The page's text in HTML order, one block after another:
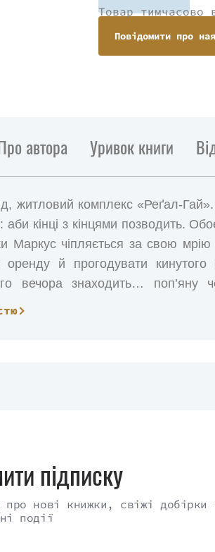
Товар тимчасово
Повідомити про
автора Уривок книги
житловий комплекс «Реґал-Гай».
аби кінці з кінцями позводить.
Маркус чіпляється за свою
й прогодувати кинутого
вечора знаходить… поп’яну
пролягає між вулицею та
підписку
про нові книжки, свіжі добірки
події